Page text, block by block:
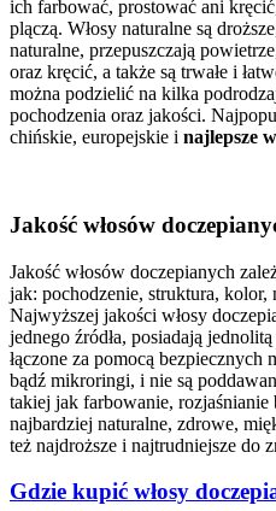
ich farbować, prostować ani
plączą. Włosy naturalne są
naturalne, przepuszczają
oraz kręcić, a także są trwałe i
można podzielić na kilka
pochodzenia oraz jakości.
chińskie, europejskie i najlepsze
Jakość włosów
Jakość włosów doczepianych
jak: pochodzenie, struktura, kolor,
Najwyższej jakości włosy
jednego źródła, posiadają
łączone za pomocą bezpiecznych
bądź mikroringi, i nie są
takiej jak farbowanie, rozjaśnianie
najbardziej naturalne, zdrowe,
też najdroższe i najtrudniejsze do
Gdzie kupić włosy